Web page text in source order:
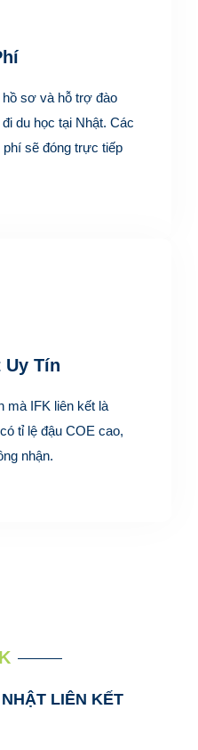
sơ và hỗ trợ đào
du học tại Nhật. Các
sẽ đóng trực tiếp
Tín
mà IFK liên kết là
tỉ lệ đậu COE cao,
nhận.
LIÊN KẾT